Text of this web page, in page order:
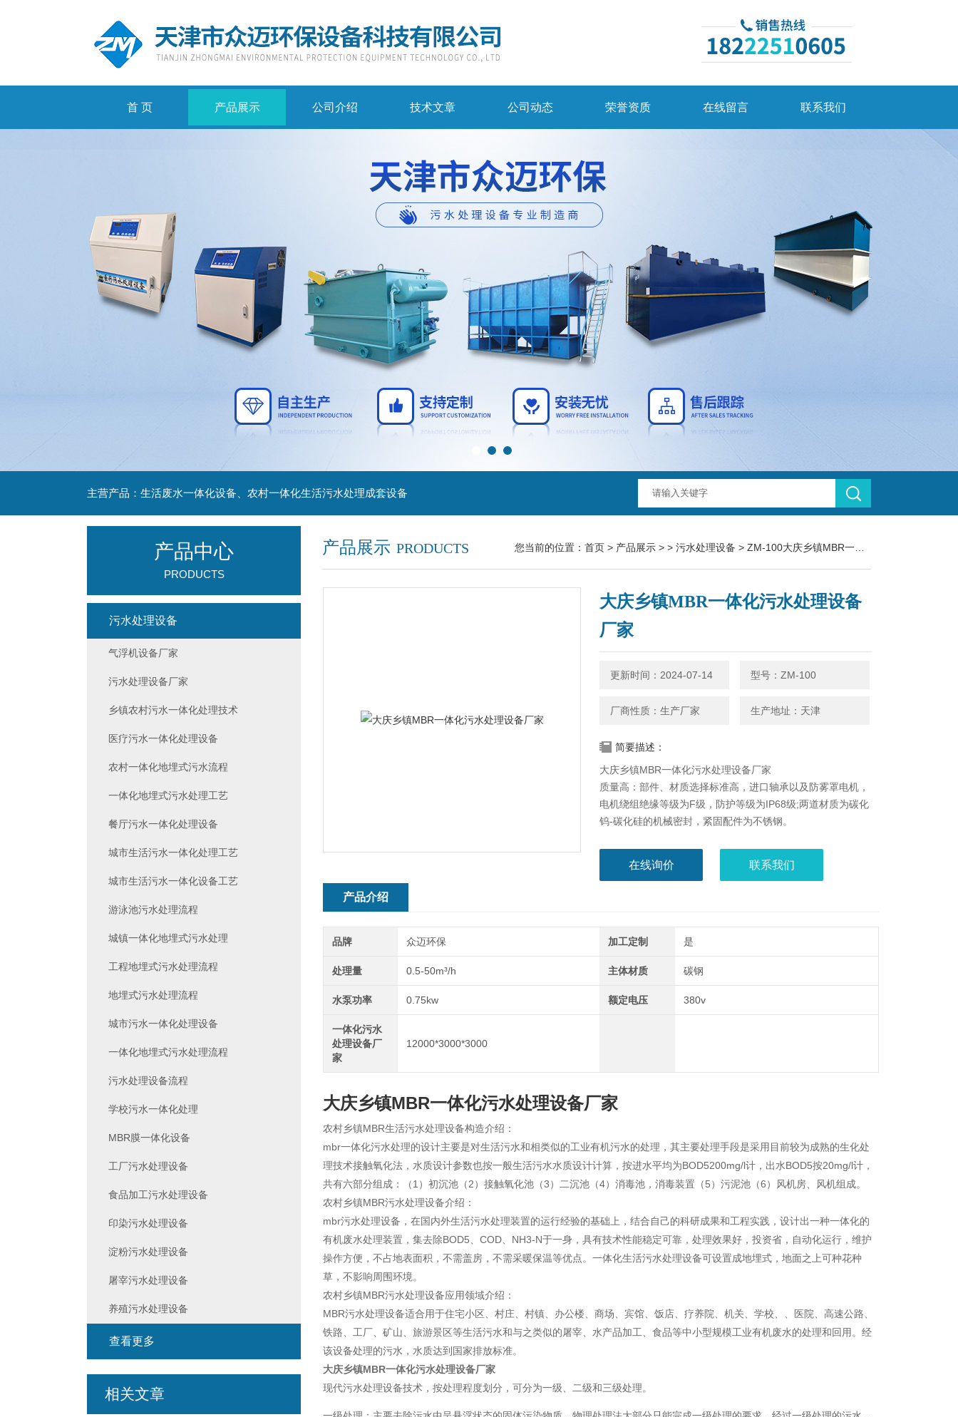
首 页 产品展示 公司介绍 技术文章 公司动态 荣誉资质 在线留言 联系我们
主营产品：生活废水一体化设备、农村一体化生活污水处理成套设备
产品展示 PRODUCTS 您当前的位置： 首页 > 产品展示 > > 污水处理设备 > ZM-100大庆乡镇MBR一体化污水处理设备厂家
大庆乡镇MBR一体化污水处理设备
厂家
更新时间：2024-07-14 型号：ZM-100
厂商性质：生产厂家 生产地址：天津
简要描述：
大庆乡镇MBR一体化污水处理设备厂家
质量高：部件、材质选择标准高，进口轴承以及防雾罩电机，
电机绕组绝缘等级为F级，防护等级为IP68级;两道材质为碳化
钨-碳化硅的机械密封，紧固配件为不锈钢。
预埋），使安装，检修，保养便于灵活操作并且节约自然和社
在线询价 联系我们
产品介绍
品牌 众迈环保 加工定制 是
处理量 0.5-50m³/h 主体材质 碳钢
水泵功率 0.75kw 额定电压 380v
一体化污水
处理设备厂
家
12000*3000*3000
大庆乡镇MBR一体化污水处理设备厂家
农村乡镇MBR生活污水处理设备构造介绍：
mbr一体化污水处理的设计主要是对生活污水和相类似的工业有机污水的处理，其主要处理手段是采用目前较为成熟的生化处
理技术接触氧化法，水质设计参数也按一般生活污水水质设计计算，按进水平均为BOD5200mg/l计，出水BOD5按20mg/l计，
共有六部分组成：（1）初沉池（2）接触氧化池（3）二沉池（4）消毒池，消毒装置（5）污泥池（6）风机房、风机组成。
农村乡镇MBR污水处理设备介绍：
mbr污水处理设备，在国内外生活污水处理装置的运行经验的基础上，结合自己的科研成果和工程实践，设计出一种一体化的
有机废水处理装置，集去除BOD5、COD、NH3-N于一身，具有技术性能稳定可靠，处理效果好，投资省，自动化运行，维护
操作方便，不占地表面积，不需盖房，不需采暖保温等优点。一体化生活污水处理设备可设置成地埋式，地面之上可种花种
草，不影响周围环境。
农村乡镇MBR污水处理设备应用领域介绍：
MBR污水处理设备适合用于住宅小区、村庄、村镇、办公楼、商场、宾馆、饭店、疗养院、机关、学校、、医院、高速公路、
铁路、工厂、矿山、旅游景区等生活污水和与之类似的屠宰、水产品加工、食品等中小型规模工业有机废水的处理和回用。经
该设备处理的污水，水质达到国家排放标准。
大庆乡镇MBR一体化污水处理设备厂家
现代污水处理设备技术，按处理程度划分，可分为一级、二级和三级处理。
产品中心
PRODUCTS
污水处理设备
气浮机设备厂家
污水处理设备厂家
乡镇农村污水一体化处理技术
医疗污水一体化处理设备
农村一体化地埋式污水流程
一体化地埋式污水处理工艺
餐厅污水一体化处理设备
城市生活污水一体化处理工艺
城市生活污水一体化设备工艺
游泳池污水处理流程
城镇一体化地埋式污水处理
工程地埋式污水处理流程
地埋式污水处理流程
城市污水一体化处理设备
一体化地埋式污水处理流程
污水处理设备流程
学校污水一体化处理
MBR膜一体化设备
工厂污水处理设备
食品加工污水处理设备
印染污水处理设备
淀粉污水处理设备
屠宰污水处理设备
养殖污水处理设备
查看更多
相关文章